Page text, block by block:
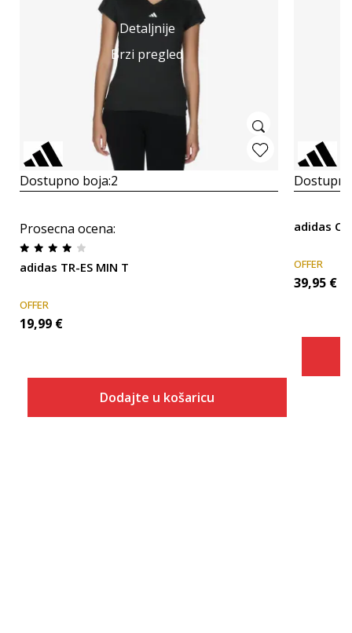
Detaljnije
Brzi pregled
Dostupno boja:2
Prosecna ocena:
adidas TR-ES MIN T
OFFER
19,99 €
Dodajte u košaricu
adidas
OFFER
39,95 €